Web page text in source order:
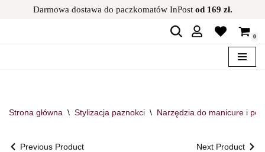
Darmowa dostawa do paczkomatów InPost od 169 zł.
0
Strona główna \ Stylizacja paznokci \ Narzędzia do manicure i
Previous Product Next Product